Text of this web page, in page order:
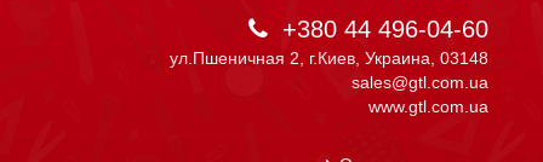
+380 44 496-04-60
ул.Пшеничная 2, г.Киев, Украина, 03148
sales@gtl.com.ua
www.gtl.com.ua